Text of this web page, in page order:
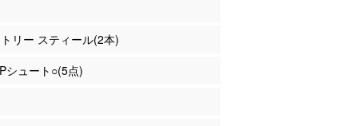
リー スティール(2本)
シュート○(5点)